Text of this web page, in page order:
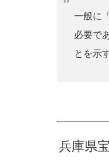
一般に
必要で
とを示
兵庫県